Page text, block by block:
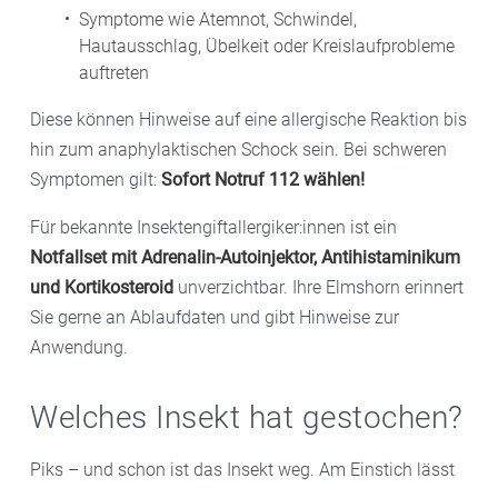
Symptome wie Atemnot, Schwindel,
Hautausschlag, Übelkeit oder Kreislaufprobleme
auftreten
Diese können Hinweise auf eine allergische Reaktion bis
hin zum anaphylaktischen Schock sein. Bei schweren
Symptomen gilt: Sofort Notruf 112 wählen!
Für bekannte Insektengiftallergiker:innen ist ein
Notfallset mit Adrenalin-Autoinjektor, Antihistaminikum
und Kortikosteroid unverzichtbar. Ihre Elmshorn erinnert
Sie gerne an Ablaufdaten und gibt Hinweise zur
Anwendung.
Welches Insekt hat gestochen?
Piks – und schon ist das Insekt weg. Am Einstich lässt